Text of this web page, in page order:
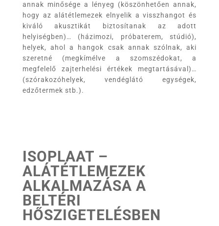
annak minősége a lényeg (köszönhetően annak,
hogy az alátétlemezek elnyelik a visszhangot és
kiváló akusztikát biztosítanak az adott
helyiségben)… (házimozi, próbaterem, stúdió),
helyek, ahol a hangok csak annak szólnak, aki
szeretné (megkímélve a szomszédokat, a
megfelelő zajterhelési értékek megtartásával)…
(szórakozóhelyek, vendéglátó egységek,
edzőtermek stb.).
ISOPLAAT –
ALÁTÉTLEMEZEK
ALKALMAZÁSA A
BELTÉRI
HŐSZIGETELÉSBEN